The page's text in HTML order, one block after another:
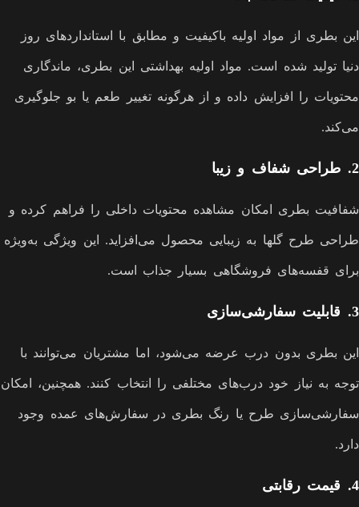
این بطری از مواد اولیه باکیفیت و مطابق با استانداردهای روز
دنیا تولید شده است. مواد اولیه بهداشتی این بطری، ماندگاری
محتویات را افزایش داده و از هرگونه تغییر طعم یا بو جلوگیری
می‌کند.
2. طراحی شفاف و زیبا
شفافیت بطری امکان مشاهده محتویات داخلی را فراهم کرده و
طراحی طرح گلها به زیبایی محصول می‌افزاید. این ویژگی به‌ویژه
برای قفسه‌های فروشگاهی بسیار جذاب است.
3. قابلیت سفارشی‌سازی
این بطری بدون درب عرضه می‌شود، اما مشتریان می‌توانند با
توجه به نیاز خود درب‌های مختلفی را انتخاب کنند. همچنین، امکان
سفارشی‌سازی طرح یا رنگ بطری در سفارش‌های عمده وجود
دارد.
4. قیمت رقابتی